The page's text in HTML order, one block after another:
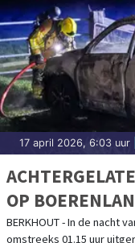
17 april 2026, 6:03 uur
OP
BERKHOUT - In de nacht
omstreeks 01.15 uur